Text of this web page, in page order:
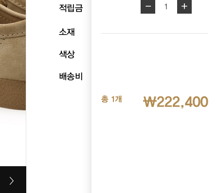
- 1 +
총 1개 ₩222,400
적립금 11,120
소재 천연소가죽
색상
배송비